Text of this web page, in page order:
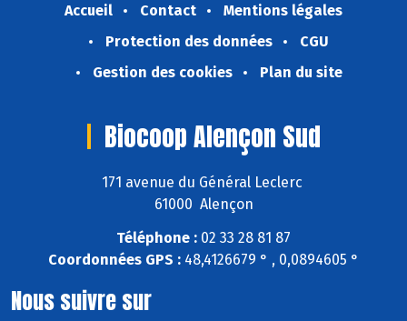
Accueil Contact
Mentions légales
Protection des données
CGU
Gestion des cookies
Plan du site
Biocoop Alençon Sud
171 avenue du Général Leclerc
61000 Alençon
Téléphone : 02 33 28 81 87
Coordonnées GPS : 48,4126679 ° , 0,0894605 °
Nous suivre sur